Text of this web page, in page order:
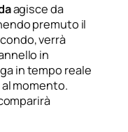
agisce da
premuto il
verrà
in
in tempo reale
momento.